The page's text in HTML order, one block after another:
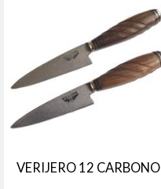
VERIJERO 12 CARBONO